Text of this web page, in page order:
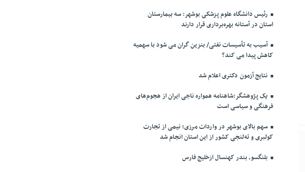
رئیس دانشگاه علوم پزشکی بوشهر: سه بیمارستان
استان در آستانه بهره‌برداری قرار دارند
آسیب به تأسیسات نفتی/ بنزین گران می شود با سهمیه
کاهش پیدا می کند؟
نتایج آزمون دکتری اعلام شد
یک پژوهشگر:شاهنامه همواره ناجی ایران از هجوم‌های
فرهنگی و سیاسی است
سهم بالای بوشهر در واردات مرزی؛ نیمی از تجارت
کولبری و ته‌لنجی کشور از این استان انجام شد
بلنگسو، بندر کهنسال ازخلیج فارس